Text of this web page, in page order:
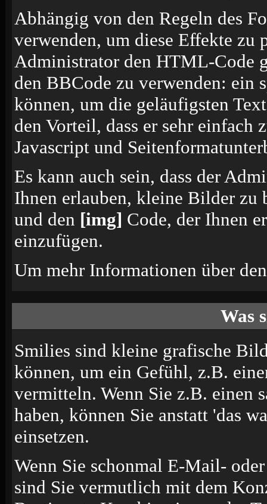
Abhängig von den Regeln des
verwenden, um diese Effekte zu
Administrator den HTML-Code
den BBCode zu verwenden: ein
können, um die geläufigsten
den Vorteil, dass er sehr
Javascript und
Es kann auch sein, dass der
Ihnen erlauben, kleine Bilder zu
und den [img] Code, der Ihnen
einzufügen.
Um mehr Informationen über
Was
Smilies sind kleine grafische
können, um ein Gefühl, z.B.
vermitteln. Wenn Sie z.B. einen
haben, können Sie anstatt 'das
einsetzen.
Wenn Sie schonmal E-Mail-
sind Sie vermutlich mit dem